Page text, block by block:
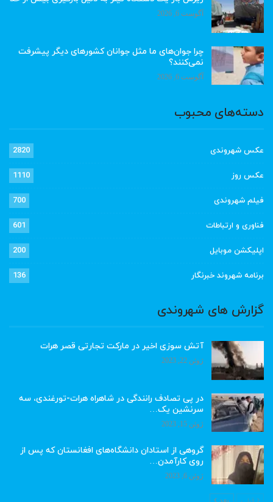
آگوست 6, 2026
چرا جوان‌های ما مثل جوانان کشورهای دیگر پیشرفت
نمی‌کنند؟
آگوست 6, 2026
دسته‌های محبوب
عکس شهروندی 2820
عکس روز 1110
فیلم شهروندی 700
فناوری و ارتباطات 601
اپلیکشن موبایل 200
برنامه شهروند خبرنگار 136
گزارش های شهروندی
آتش سوزی اخیر در مارکت تجارتی قصر هرات
ژوئن 22, 2023
در پی تصادف رانندگی در شاهراه هرات-تورغندی، سه
سرنشین یک…
ژوئن 15, 2023
گروهی از استادان دانشگاه‌های افغانستان که پس از
روی کارآمدن…
ژوئن 6, 2023